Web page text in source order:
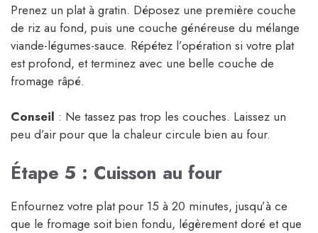
Prenez un plat à gratin. Déposez une première couche
de riz au fond, puis une couche généreuse du mélange
viande-légumes-sauce. Répétez l’opération si votre plat
est profond, et terminez avec une belle couche de
fromage râpé.
Conseil : Ne tassez pas trop les couches. Laissez un
peu d’air pour que la chaleur circule bien au four.
Étape 5 : Cuisson au four
Enfournez votre plat pour 15 à 20 minutes, jusqu’à ce
que le fromage soit bien fondu, légèrement doré et que